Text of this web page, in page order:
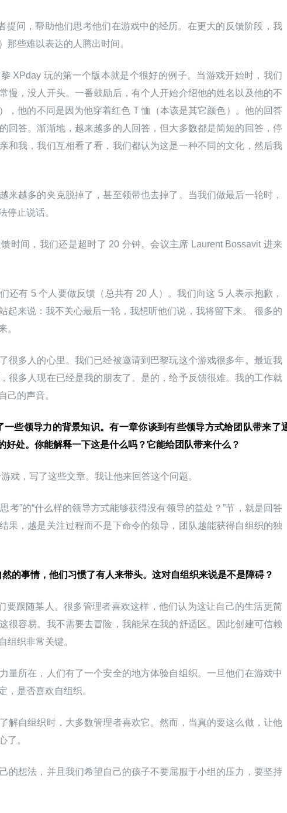
提问，帮助他们思考他们在游戏中的经历。在更大的反馈阶段，我
那些难以表达的人腾出时间。
XPday 玩的第一个版本就是个很好的例子。当游戏开始时，我们
慢，没人开头。一番鼓励后，有个人开始介绍他的姓名以及他的不
，他的不同是因为他穿着红色 T 恤（本该是其它颜色）。他的回答
回答。渐渐地，越来越多的人回答，但大多数都是简短的回答，停
和我，我们互相看了看，我们都认为这是一种不同的文化，然后我
来越多的夹克脱掉了，甚至领带也去掉了。当我们做最后一轮时，
停止说话。
时间，我们还是超时了 20 分钟。会议主席 Laurent Bossavit 进来
还有 5 个人要做反馈（总共有 20 人）。我们向这 5 人表示抱歉，
起来说：我不关心最后一轮，我想听他们说，我将留下来。 很多的
。
很多人的心里。我们已经被邀请到巴黎玩这个游戏很多年。最近我
很多人现在已经是我的朋友了。是的，给予反馈很难。我的工作就
己的声音。
一些领导力的背景知识。有一章你谈到有些领导方式给团队带来了
好处。你能解释一下这是什么吗？它能给团队带来什么？
戏，写了这些文章。我让他来回答这个问题。
考”的“什么样的领导方式能够获得没有领导的益处？”节，就是回答
果，越是关注过程而不是下命令的领导，团队越能获得自组织的独
的事情，他们习惯了有人来带头。这对自组织来说是不是障碍？
要跟随某人。很多管理者喜欢这样，他们认为这让自己的生活更简
很容易。我不需要去冒险，我能呆在我的舒适区。因此创建可信赖
组织非常关键。
量所在，人们有了一个安全的地方体验自组织。一旦他们在游戏中
，是否喜欢自组织。
解自组织时，大多数管理者喜欢它。然而，当真的要这么做，让他
了。
的想法，并且我们希望自己的孩子不要屈服于小组的压力，要坚持